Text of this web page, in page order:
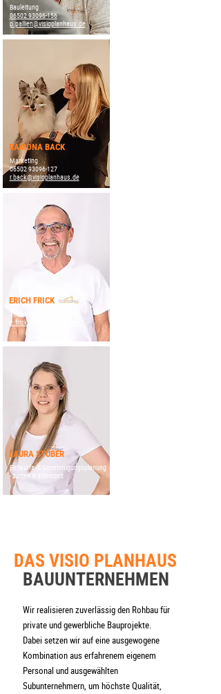
Bauleitung
06502 93096-156
p.pallien@visioplanhaus.de
RAMONA BACK
Marketing
06502 93096-127
r.back@visioplanhaus.de
ERICH FRICK
Technik / Kundenservice
e.frick@visioplanhaus.de
LAURA STÜBER
Entwurfs- & Genehmigungsplanung
- zurzeit in Elternzeit​
DAS VISIO PLANHAUS
BAUUNTERNEHMEN
Wir realisieren zuverlässig den Rohbau für
private und gewerbliche Bauprojekte.
Dabei setzen wir auf eine ausgewogene
Kombination aus erfahrenem eigenem
Personal und ausgewählten
Subunternehmern, um höchste Qualität,